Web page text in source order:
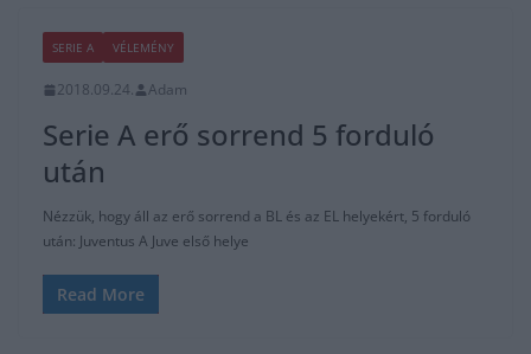
SERIE A VÉLEMÉNY
2018.09.24. Adam
Serie A erő sorrend 5 forduló
után
Nézzük, hogy áll az erő sorrend a BL és az EL helyekért, 5 forduló
után: Juventus A Juve első helye
Read More